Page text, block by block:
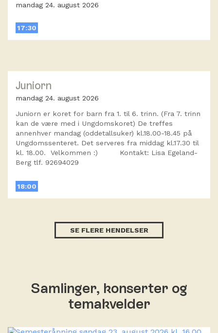
mandag 24. august 2026
17:30
Juniorn
mandag 24. august 2026
Juniorn er koret for barn fra 1. til 6. trinn. (Fra 7. trinn
kan de være med i Ungdomskoret) De treffes
annenhver mandag (oddetallsuker) kl.18.00-18.45 på
Ungdomssenteret. Det serveres fra middag kl.17.30 til
kl. 18.00. Velkommen :) Kontakt: Lisa Egeland-
Berg tlf. 92694029
18:00
SE FLERE HENDELSER
Samlinger, konserter og
temakvelder